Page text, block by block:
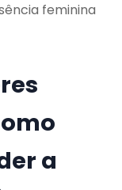
feminina
a